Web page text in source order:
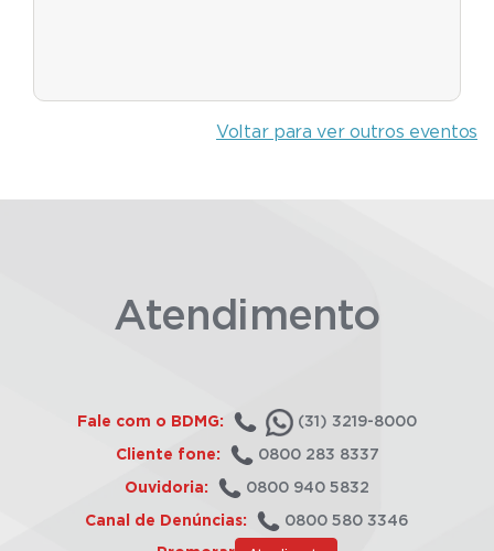
Voltar para ver outros eventos
Atendimento
Fale com o BDMG: (31) 3219-8000
Cliente fone: 0800 283 8337
Ouvidoria: 0800 940 5832
Canal de Denúncias: 0800 580 3346